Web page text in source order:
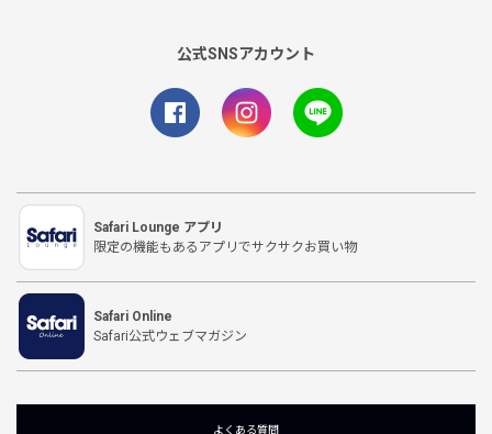
公式SNSアカウント
Safari Lounge アプリ
限定の機能もあるアプリでサクサクお買い物
Safari Online
Safari公式ウェブマガジン
よくある質問